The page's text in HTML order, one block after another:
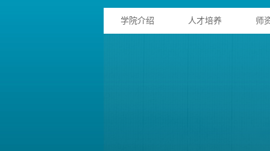
学院介绍 人才培养 师